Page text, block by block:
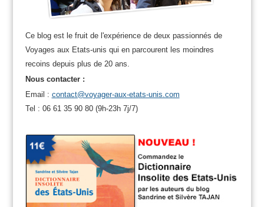
Ce blog est le fruit de l'expérience de deux passionnés de
Voyages aux Etats-unis qui en parcourent les moindres
recoins depuis plus de 20 ans.
Nous contacter :
Email : contact@voyager-aux-etats-unis.com
Tel : 06 61 35 90 80 (9h-23h 7j/7)